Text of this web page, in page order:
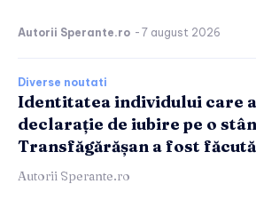
Autorii Sperante.ro - 7 august 2026
Diverse noutati
Identitatea individului care
declarație de iubire pe o
Transfăgărășan a fost
Autorii Sperante.ro